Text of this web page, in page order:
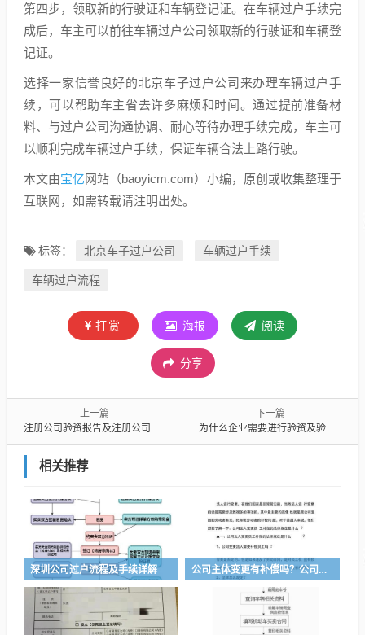
第四步，领取新的行驶证和车辆登记证。在车辆过户手续完
成后，车主可以前往车辆过户公司领取新的行驶证和车辆登
记证。
选择一家信誉良好的北京车子过户公司来办理车辆过户手
续，可以帮助车主省去许多麻烦和时间。通过提前准备材
料、与过户公司沟通协调、耐心等待办理手续完成，车主可
以顺利完成车辆过户手续，保证车辆合法上路行驶。
本文由宝亿网站（baoyicm.com）小编，原创或收集整理于
互联网，如需转载请注明出处。
标签： 北京车子过户公司
车辆过户手续
车辆过户流程
打赏 海报 阅读
分享
上一篇
注册公司验资报告及注册公司验资报告没出来可以取钱吗
下一篇
为什么企业需要进行验资及验资认证
相关推荐
深圳公司过户流程及手续详解 公司主体变更有补偿吗？公司主体变更有什么影响？